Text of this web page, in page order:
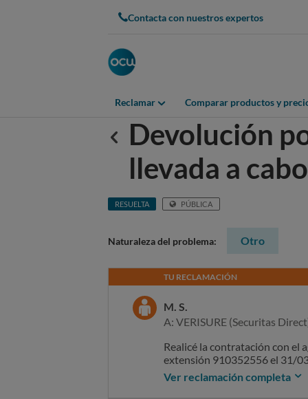
Contacta con nuestros expertos
Reclamar Comparar productos y
Anterior
Devolución
llevada a cabo
RESUELTA PÚBLICA
Naturaleza del problema: Otro
TU RECLAMACIÓN
M. S.
A: VERISURE (Securitas
Realicé la contratación con
extensión 910352556 el 31/
gastos por el sistema de
Ver reclamación completa